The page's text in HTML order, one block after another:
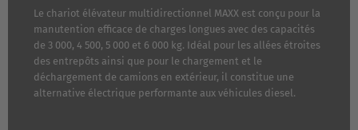
Le chariot élévateur multidirectionnel MAXX est conçu pour la
manutention efficace de charges longues avec des capacités
de 3 000, 4 500, 5 000 et 6 000 kg. Idéal pour les allées étroites
des entrepôts ainsi que pour le chargement et le
déchargement de camions en extérieur, il constitue une
alternative électrique performante aux véhicules diesel.